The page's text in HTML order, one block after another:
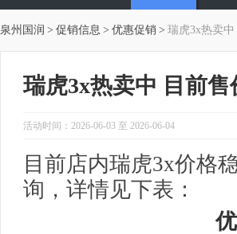
泉州国润 > 促销信息 > 优惠促销 > 瑞虎3x热卖
瑞虎3x热卖中 目前售
活动时间：2026-06-03 至 2026-06-04
目前店内瑞虎3x价格
询，详情见下表：